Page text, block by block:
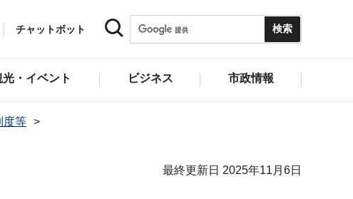
チャットボット
光・イベント ビジネス 市政情報
度等
最終更新日 2025年11月6日